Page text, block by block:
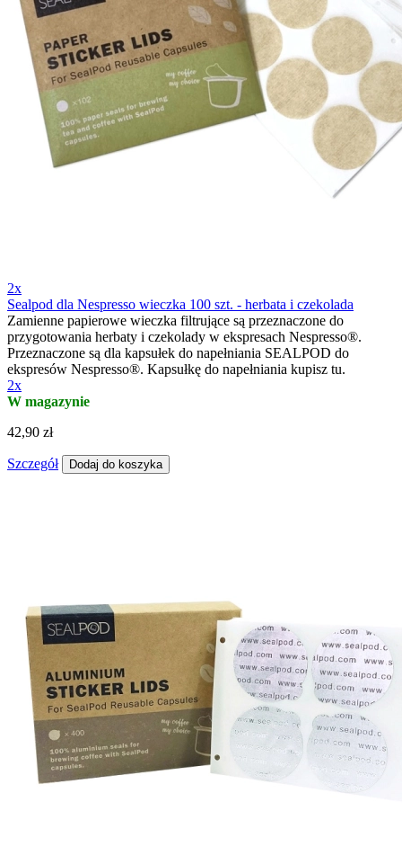
2x
Sealpod dla Nespresso wieczka 100 szt. - herbata i czekolada
Zamienne papierowe wieczka filtrujące są przeznaczone do
przygotowania herbaty i czekolady w ekspresach Nespresso®.
Przeznaczone są dla kapsułek do napełniania SEALPOD do
ekspresów Nespresso®. Kapsułkę do napełniania kupisz tu.
2x
W magazynie
42,90 zł
Szczegół Dodaj do koszyka